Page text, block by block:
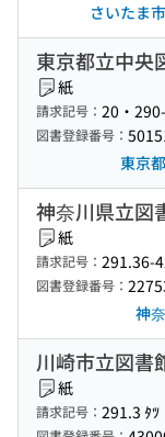
さいたま
東京都立中央
紙
請求記号： 20・
図書登録番号：
東京
神奈川県立図
紙
請求記号： 291.36-
図書登録番号：
神
川崎市立図書
紙
請求記号： 291.3 ﾀﾂ